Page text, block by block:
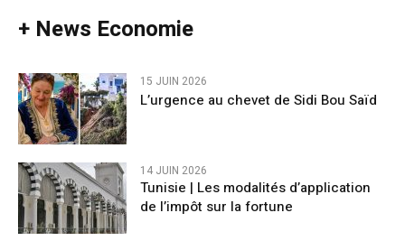
+ News Economie
15 JUIN 2026
L’urgence au chevet de Sidi Bou Saïd
14 JUIN 2026
Tunisie | Les modalités d’application
de l’impôt sur la fortune